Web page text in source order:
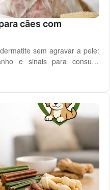
cães com
sem agravar a pele:
e sinais para consulta